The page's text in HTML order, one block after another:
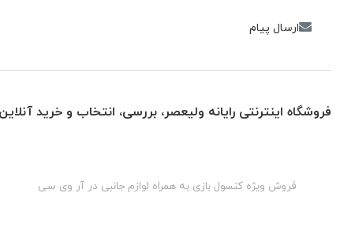
ارسال پیام
فروشگاه اینترنتی رایانه ولیعصر، بررسی، انتخاب و خرید آنلاین
فروش ویژه کنسول بازی به همراه لوازم جانبی در آر وی سی